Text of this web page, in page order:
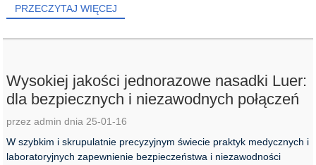
PRZECZYTAJ WIĘCEJ
Wysokiej jakości jednorazowe nasadki Luer:
dla bezpiecznych i niezawodnych połączeń
przez admin dnia 25-01-16
W szybkim i skrupulatnie precyzyjnym świecie praktyk medycznych i
laboratoryjnych zapewnienie bezpieczeństwa i niezawodności